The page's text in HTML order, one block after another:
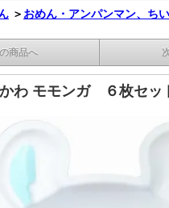
＞ おめん・アンパンマン、ち
商品へ
わ モモンガ ６枚セ